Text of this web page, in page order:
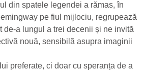
din spatele legendei a rămas, în
pe fiul mijlociu, regrupează
de-a lungul a trei decenii și ne invită
nouă, sensibilă asupra imaginii
preferate, ci doar cu speranța de a